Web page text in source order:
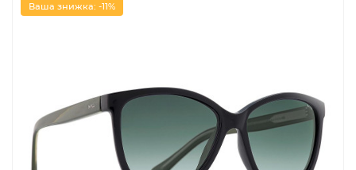
Ваша знижка: -11%